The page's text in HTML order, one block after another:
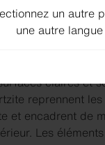
un autre
une autre langue
claires et
reprennent
et encadrent de
Les